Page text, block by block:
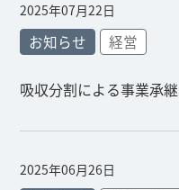
2025年07月22日
お知らせ 経営
吸収分割による事業承
2025年06月26日